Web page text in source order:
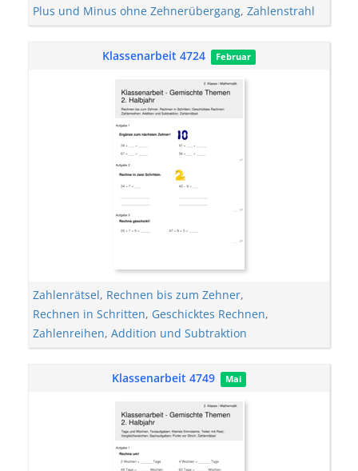
Plus und Minus ohne Zehnerübergang, Zahlenstrahl
Klassenarbeit 4724 Februar
Zahlenrätsel, Rechnen bis zum Zehner,
Rechnen in Schritten, Geschicktes Rechnen,
Zahlenreihen, Addition und Subtraktion
Klassenarbeit 4749 Mai